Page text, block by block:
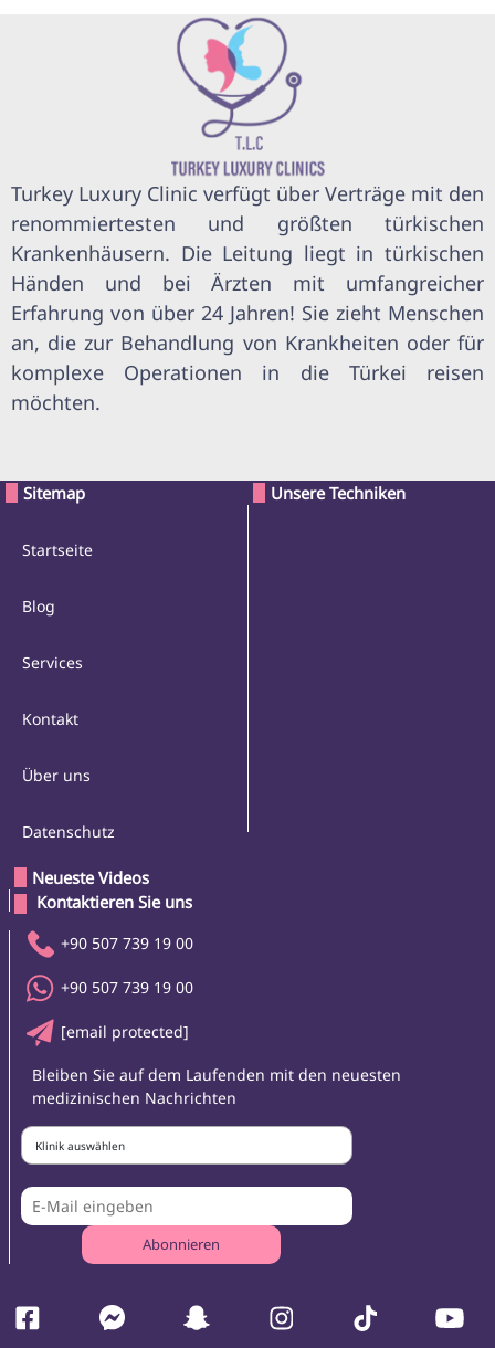
Turkey Luxury Clinic verfügt über Verträge mit den
renommiertesten und größten türkischen
Krankenhäusern. Die Leitung liegt in türkischen
Händen und bei Ärzten mit umfangreicher
Erfahrung von über 24 Jahren! Sie zieht Menschen
an, die zur Behandlung von Krankheiten oder für
komplexe Operationen in die Türkei reisen
möchten.
Sitemap
Startseite
Blog
Services
Kontakt
Über uns
Datenschutz
Unsere Techniken
Neueste Videos
Kontaktieren Sie uns
+90 507 739 19 00
+90 507 739 19 00
[email protected]
Bleiben Sie auf dem Laufenden mit den neuesten
medizinischen Nachrichten
Klinik auswählen
Abonnieren